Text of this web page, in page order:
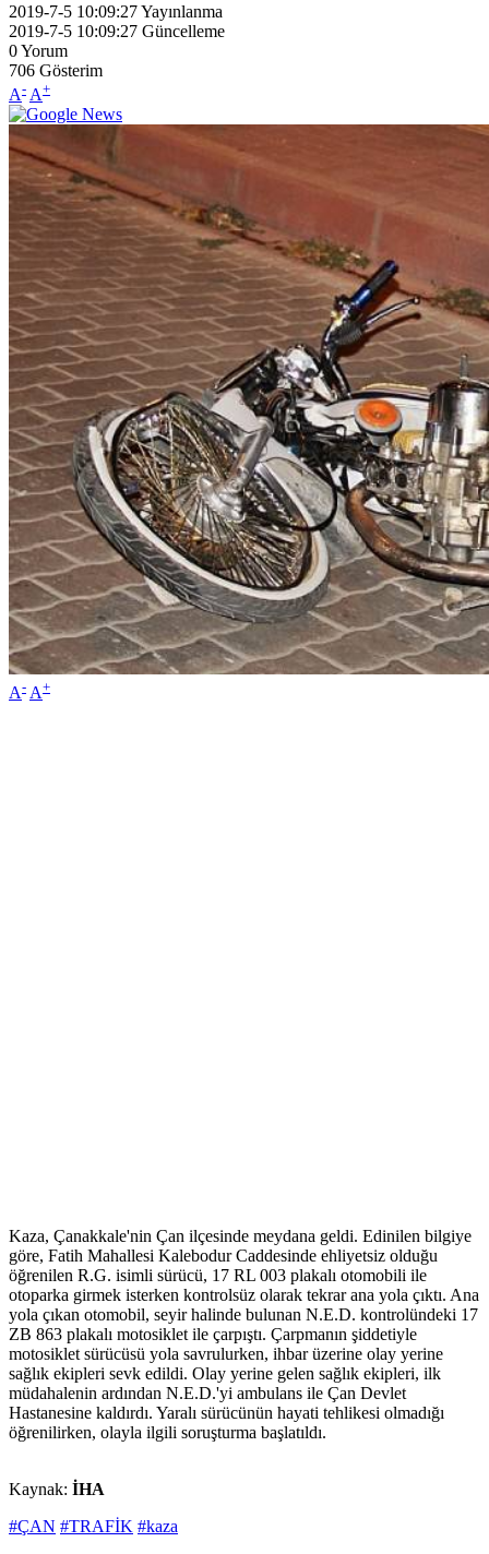
2019-7-5 10:09:27Yayınlanma
2019-7-5 10:09:27 Güncelleme
0Yorum
706 Gösterim
A- A+
A- A+
Kaza, Çanakkale'nin Çan ilçesinde meydana geldi. Edinilen bilgiye
göre, Fatih Mahallesi Kalebodur Caddesinde ehliyetsiz olduğu
öğrenilen R.G. isimli sürücü, 17 RL 003 plakalı otomobili ile
otoparka girmek isterken kontrolsüz olarak tekrar ana yola çıktı. Ana
yola çıkan otomobil, seyir halinde bulunan N.E.D. kontrolündeki 17
ZB 863 plakalı motosiklet ile çarpıştı. Çarpmanın şiddetiyle
motosiklet sürücüsü yola savrulurken, ihbar üzerine olay yerine
sağlık ekipleri sevk edildi. Olay yerine gelen sağlık ekipleri, ilk
müdahalenin ardından N.E.D.'yi ambulans ile Çan Devlet
Hastanesine kaldırdı. Yaralı sürücünün hayati tehlikesi olmadığı
öğrenilirken, olayla ilgili soruşturma başlatıldı.
Kaynak: İHA
#ÇAN #TRAFİK #kaza